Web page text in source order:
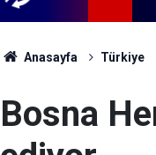
Anasayfa Türkiye
Bosna